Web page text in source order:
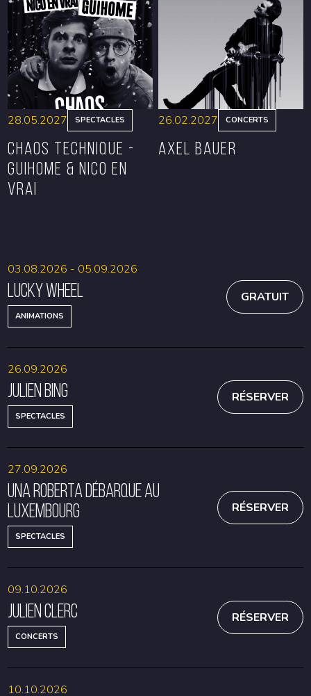
RÉSERVER RÉSERVER
28.05.2027 SPECTACLES
CHAOS TECHNIQUE -
GUIHOME & NICO EN
VRAI
26.02.2027 CONCERTS
Axel Bauer
Lucky Wheel
ANIMATIONS
03.08.2026 - 05.09.2026
GRATUIT
Julien Bing
SPECTACLES
26.09.2026
RÉSERVER
Una Roberta débarque au
Luxembourg
SPECTACLES
27.09.2026
RÉSERVER
Julien Clerc
CONCERTS
09.10.2026
RÉSERVER
10.10.2026